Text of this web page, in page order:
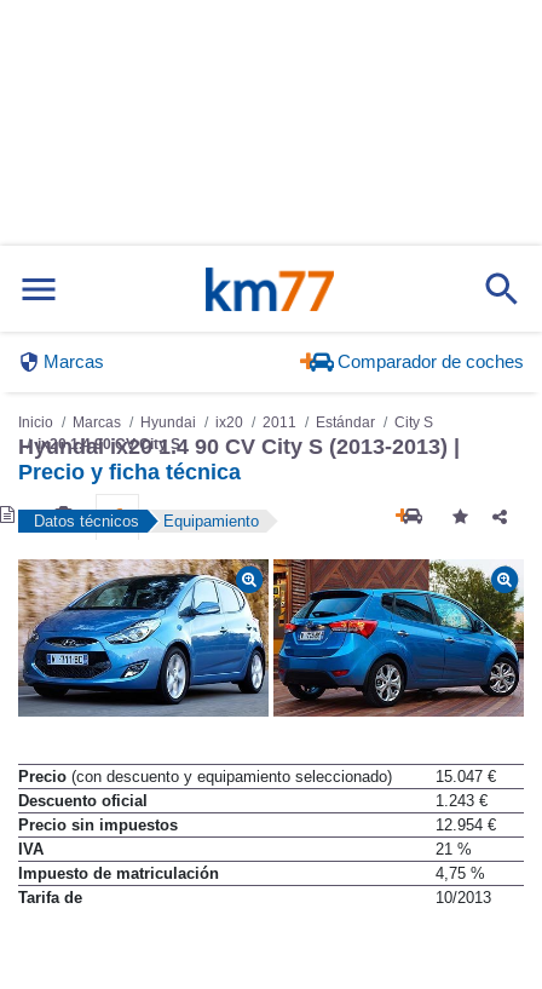
Marcas Comparador de coches
Inicio Marcas Hyundai ix20 2011 Estándar
City S
ix20 1.4 90 CV City S
Hyundai ix20 1.4 90 CV City S (2013-2013) |
Precio y ficha técnica
Datos técnicos Equipamiento
Precio (con descuento y equipamiento seleccionado)
15.047 €
Descuento oficial
1.243 €
Precio sin impuestos
12.954 €
IVA
21 %
Impuesto de matriculación
4,75 %
Tarifa de
10/2013